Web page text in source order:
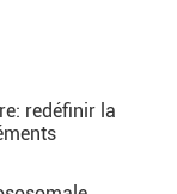
redéfinir la